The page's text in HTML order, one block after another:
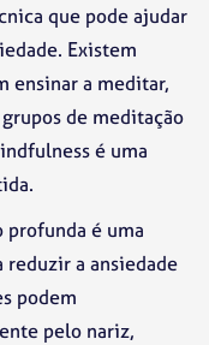
que pode ajudar
Existem
ensinar a meditar,
de meditação
é uma
profunda é uma
a ansiedade
podem
pelo nariz,